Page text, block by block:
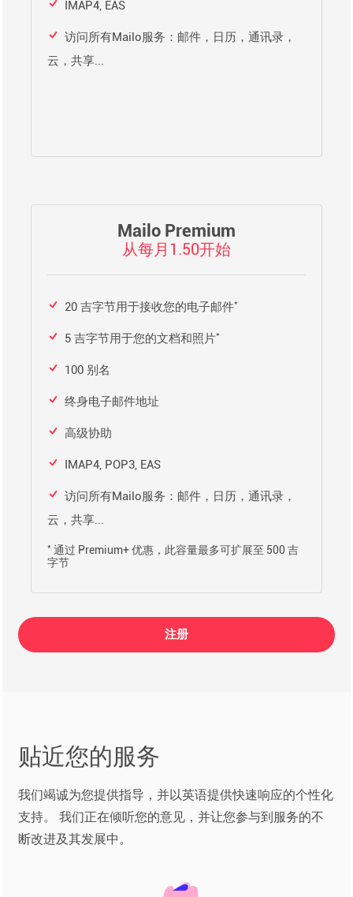
IMAP4, EAS
访问所有Mailo服务：邮件，日历，通讯录，
云，共享...
Mailo Premium
从每月1.50开始
20 吉字节用于接收您的电子邮件*
5 吉字节用于您的文档和照片*
100 别名
终身电子邮件地址
高级协助
IMAP4, POP3, EAS
访问所有Mailo服务：邮件，日历，通讯录，
云，共享...
* 通过 Premium+ 优惠，此容量最多可扩展至 500 吉
字节
注册
贴近您的服务
我们竭诚为您提供指导，并以英语提供快速响应的个性化
支持。 我们正在倾听您的意见，并让您参与到服务的不
断改进及其发展中。